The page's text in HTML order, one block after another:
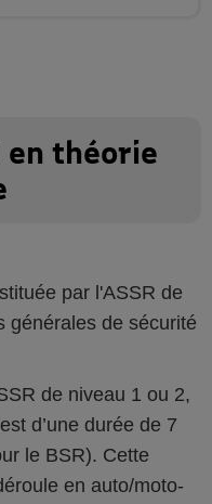
en théorie
par l'ASSR de
générales de sécurité
de niveau 1 ou 2,
d’une durée de 7
le BSR). Cette
en auto/moto-